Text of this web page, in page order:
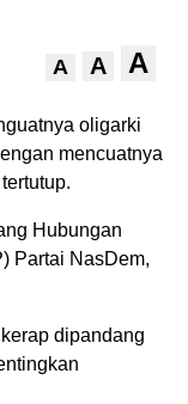
A A A
oligarki
mencuatnya
Hubungan
Partai NasDem,
dipandang